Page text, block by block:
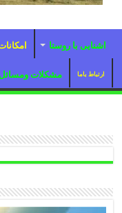
اشنایی با روستا
ارتباط باما مشکلات ومسائل